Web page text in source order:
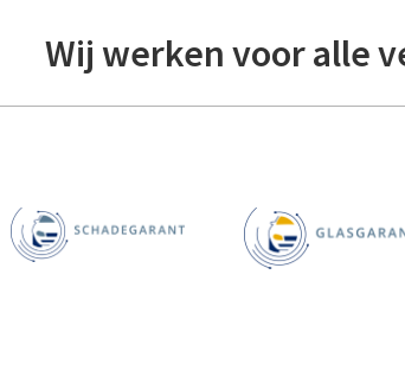
Wij werken voor alle